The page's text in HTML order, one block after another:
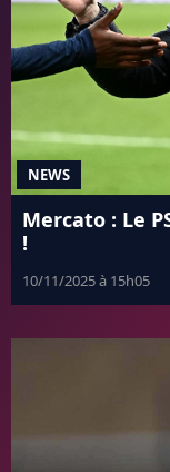
NEWS
Mercato : Le
!
10/11/2025 à 15h05